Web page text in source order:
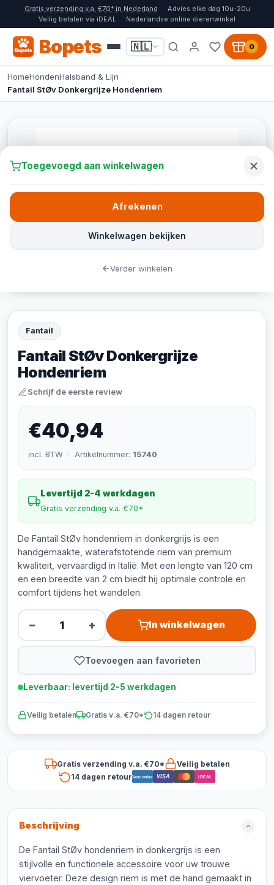
Gratis verzending v.a. €70* in Nederland
Advies elke dag 10u-20u
Veilig betalen via iDEAL
Nederlandse online dierenwinkel
Bopets 🇳🇱 0
HomeHondenHalsband & Lijn
Fantail StØv Donkergrijze Hondenriem
Fantail
Fantail StØv Donkergrijze
Hondenriem
Schrijf de eerste review
€40,94
incl. BTW · Artikelnummer: 15740
Levertijd 2-4 werkdagen
Gratis verzending v.a. €70*
De Fantail StØv hondenriem in donkergrijs is een
handgemaakte, waterafstotende riem van premium
kwaliteit, vervaardigd in Italië. Met een lengte van 120 cm
en een breedte van 2 cm biedt hij optimale controle en
comfort tijdens het wandelen.
− + In winkelwagen
Toevoegen aan favorieten
Leverbaar: levertijd 2-5 werkdagen
Veilig betalen Gratis v.a. €70* 14 dagen retour
Gratis verzending v.a. €70*
Veilig betalen
14 dagen retourBancontact VISA iDEAL
Beschrijving
De Fantail StØv hondenriem in donkergrijs is een
stijlvolle en functionele accessoire voor uw trouwe
viervoeter. Deze design riem is met de hand gemaakt in
Toegevoegd aan winkelwagen
Winkelwagen bekijken
Afrekenen
Verder winkelen